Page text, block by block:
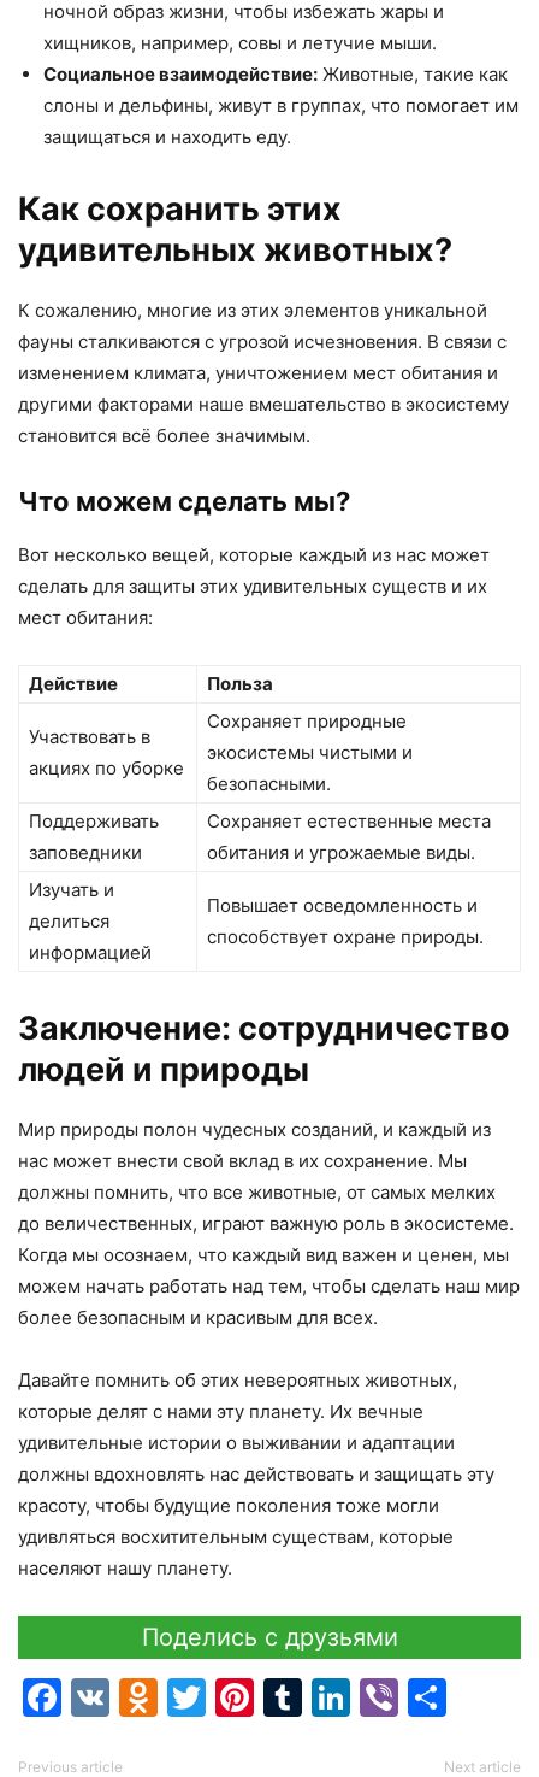
ночной образ жизни, чтобы избежать жары и
хищников, например, совы и летучие мыши.
Социальное взаимодействие: Животные, такие как
слоны и дельфины, живут в группах, что помогает им
защищаться и находить еду.
Как сохранить этих
удивительных животных?
К сожалению, многие из этих элементов уникальной
фауны сталкиваются с угрозой исчезновения. В связи с
изменением климата, уничтожением мест обитания и
другими факторами наше вмешательство в экосистему
становится всё более значимым.
Что можем сделать мы?
Вот несколько вещей, которые каждый из нас может
сделать для защиты этих удивительных существ и их
мест обитания:
Действие Польза
Участвовать в
акциях по уборке
Сохраняет природные
экосистемы чистыми и
безопасными.
Поддерживать
заповедники
Сохраняет естественные места
обитания и угрожаемые виды.
Изучать и
делиться
информацией
Повышает осведомленность и
способствует охране природы.
Заключение: сотрудничество
людей и природы
Мир природы полон чудесных созданий, и каждый из
нас может внести свой вклад в их сохранение. Мы
должны помнить, что все животные, от самых мелких
до величественных, играют важную роль в экосистеме.
Когда мы осознаем, что каждый вид важен и ценен, мы
можем начать работать над тем, чтобы сделать наш мир
более безопасным и красивым для всех.
Давайте помнить об этих невероятных животных,
которые делят с нами эту планету. Их вечные
удивительные истории о выживании и адаптации
должны вдохновлять нас действовать и защищать эту
красоту, чтобы будущие поколения тоже могли
удивляться восхитительным существам, которые
населяют нашу планету.
Поделись с друзьями
Facebook
VK Odnoklassniki
Twitter
Pinterest
Tumblr
LinkedIn
Viber
Previous article Next article